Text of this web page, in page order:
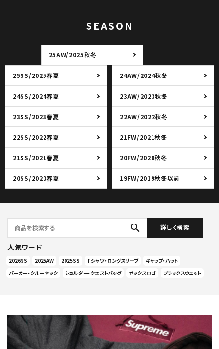
SEASON
25AW/2025秋冬
25SS/2025春夏 24AW/2024秋冬
24SS/2024春夏 23AW/2023秋冬
23SS/2023春夏 22AW/2022秋冬
22SS/2022春夏 21FW/2021秋冬
21SS/2021春夏 20FW/2020秋冬
20SS/2020春夏 19FW/2019秋冬以前
search 詳しく検索
人気ワード
2026SS 2025AW 2025SS Tシャツ・ロングスリーブ
キャップ・ハット
パーカー・クルーネック
ショルダー・ウエストバッグ ボックスロゴ ブラックスウェット